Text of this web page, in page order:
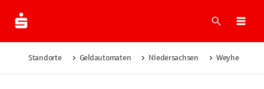
Suche
Standorte Geldautomaten Niedersachsen Weyhe